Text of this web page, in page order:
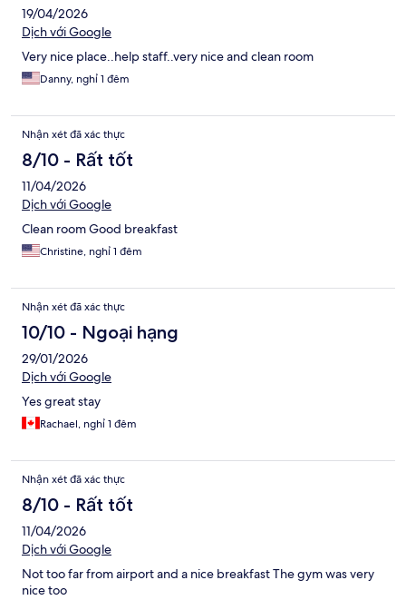
19/04/2026
Dịch với Google
Very nice place..help staff..very nice and clean room
Danny, nghỉ 1 đêm
Nhận xét đã xác thực
8/10 - Rất tốt
11/04/2026
Dịch với Google
Clean room Good breakfast
Christine, nghỉ 1 đêm
Nhận xét đã xác thực
10/10 - Ngoại hạng
29/01/2026
Dịch với Google
Yes great stay
Rachael, nghỉ 1 đêm
Nhận xét đã xác thực
8/10 - Rất tốt
11/04/2026
Dịch với Google
Not too far from airport and a nice breakfast The gym was very
nice too